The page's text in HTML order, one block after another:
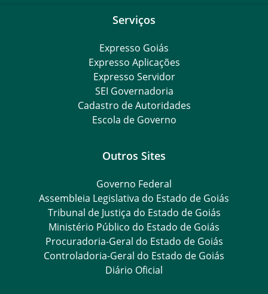
Serviços
Expresso Goiás
Expresso Aplicações
Expresso Servidor
SEI Governadoria
Cadastro de Autoridades
Escola de Governo
Outros Sites
Governo Federal
Assembleia Legislativa do Estado de Goiás
Tribunal de Justiça do Estado de Goiás
Ministério Público do Estado de Goiás
Procuradoria-Geral do Estado de Goiás
Controladoria-Geral do Estado de Goiás
Diário Oficial